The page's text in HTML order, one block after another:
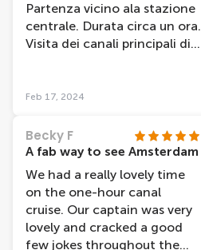
Partenza vicino ala stazione
centrale. Durata circa un ora.
Visita dei canali principali di
Feb 17, 2024
Becky F
A fab way to see Amsterdam
We had a really lovely time
on the one-hour canal
cruise. Our captain was very
lovely and cracked a good
few jokes throughout the